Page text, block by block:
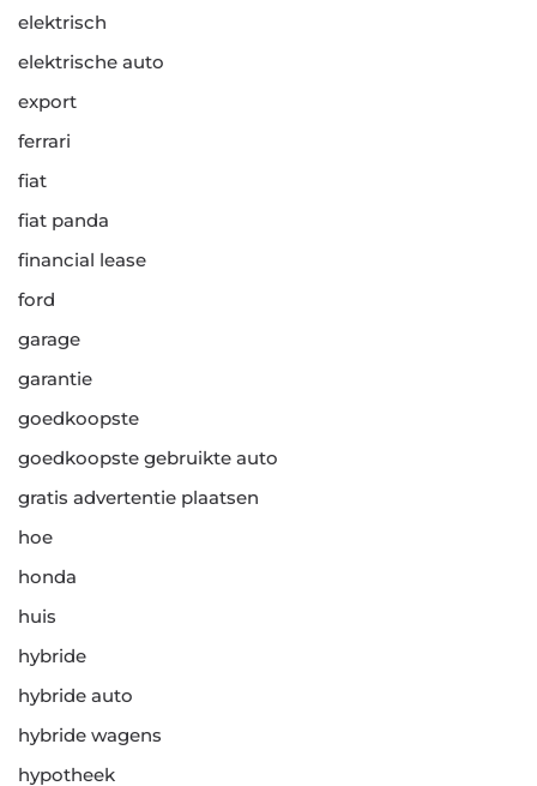
elektrisch
elektrische auto
export
ferrari
fiat
fiat panda
financial lease
ford
garage
garantie
goedkoopste
goedkoopste gebruikte auto
gratis advertentie plaatsen
hoe
honda
huis
hybride
hybride auto
hybride wagens
hypotheek